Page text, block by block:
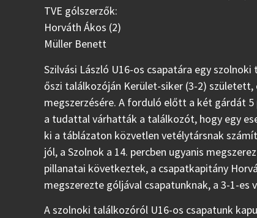
TVE gólszerzők:
Horváth Ákos (2)
Müller Benett
Szilvási László U16-os csapatára egy
őszi találkozóján Kerület-siker (3-2)
megszerzésére. A forduló előtt a két gárdát
a tudattal várhatták a találkozót, hogy egy
ki a táblázaton közvetlen vetélytársnak
jól, a Szolnok a 14. percben ugyanis
pillanatai következtek, a csapatkapitány
megszerezte góljával csapatunknak, a 3-1-
A szolnoki találkozóról U16-os csapatunk